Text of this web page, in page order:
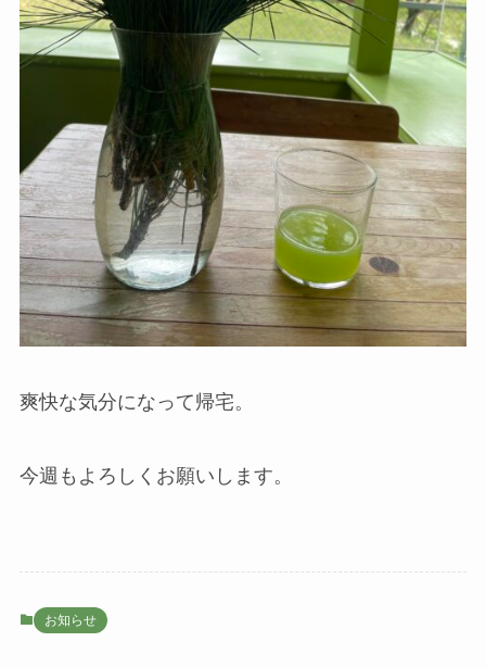
爽快な気分になって帰宅。
今週もよろしくお願いします。
お知らせ